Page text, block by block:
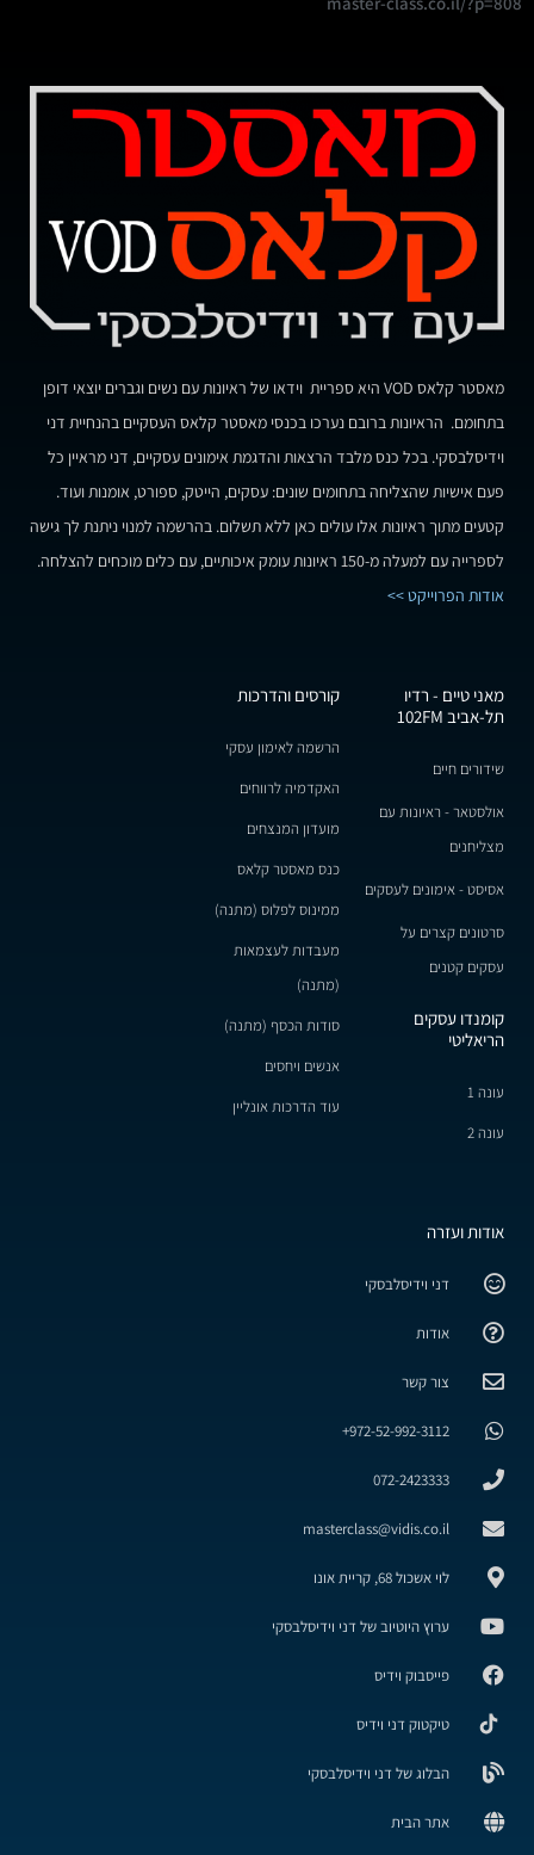
מאסטר קלאס VOD היא ספריית וידאו של ראיונות עם נשים וגברים יוצאי דופן
בתחומם. הראיונות ברובם נערכו בכנסי מאסטר קלאס העסקיים בהנחיית דני
וידיסלבסקי. בכל כנס מלבד הרצאות והדגמת אימונים עסקיים, דני מראיין כל
פעם אישיות שהצליחה בתחומים שונים: עסקים, הייטק, ספורט, אומנות ועוד.
קטעים מתוך ראיונות אלו עולים כאן ללא תשלום. בהרשמה למנוי ניתנת לך גישה
לספרייה עם למעלה מ-150 ראיונות עומק איכותיים, עם כלים מוכחים להצלחה.
אודות הפרוייקט >>
מאני טיים - רדיו
תל-אביב 102FM
שידורים חיים
אולסטאר - ראיונות עם
מצליחנים
אסיסט - אימונים לעסקים
סרטונים קצרים על
עסקים קטנים
קומנדו עסקים
הריאליטי
עונה 1
עונה 2
קורסים והדרכות
הרשמה לאימון עסקי
האקדמיה לרווחים
מועדון המנצחים
כנס מאסטר קלאס
ממינוס לפלוס (מתנה)
מעבדות לעצמאות
(מתנה)
סודות הכסף (מתנה)
אנשים ויחסים
עוד הדרכות אונליין
אודות ועזרה
דני וידיסלבסקי
אודות
צור קשר
972-52-992-3112+
072-2423333
masterclass@vidis.co.il
לוי אשכול 68, קריית אונו
ערוץ היוטיוב של דני וידיסלבסקי
פייסבוק וידיס
טיקטוק דני וידיס
הבלוג של דני וידיסלבסקי
אתר הבית